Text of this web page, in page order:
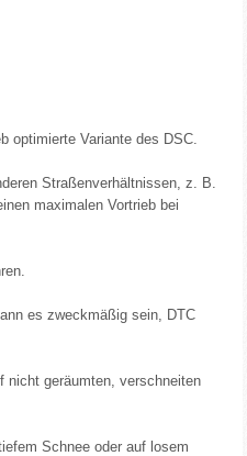
optimierte Variante des DSC.
Straßenverhältnissen, z. B.
maximalen Vortrieb bei
es zweckmäßig sein, DTC
nicht geräumten, verschneiten
Schnee oder auf losem